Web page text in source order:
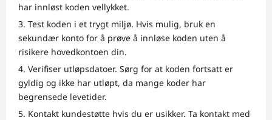
har innløst koden vellykket.
Test koden i et trygt miljø. Hvis mulig, bruk en
sekundær konto for å prøve å innløse koden uten å
risikere hovedkontoen din.
Verifiser utløpsdatoer. Sørg for at koden fortsatt er
gyldig og ikke har utløpt, da mange koder har
begrensede levetider.
Kontakt kundestøtte hvis du er usikker. Ta kontakt med